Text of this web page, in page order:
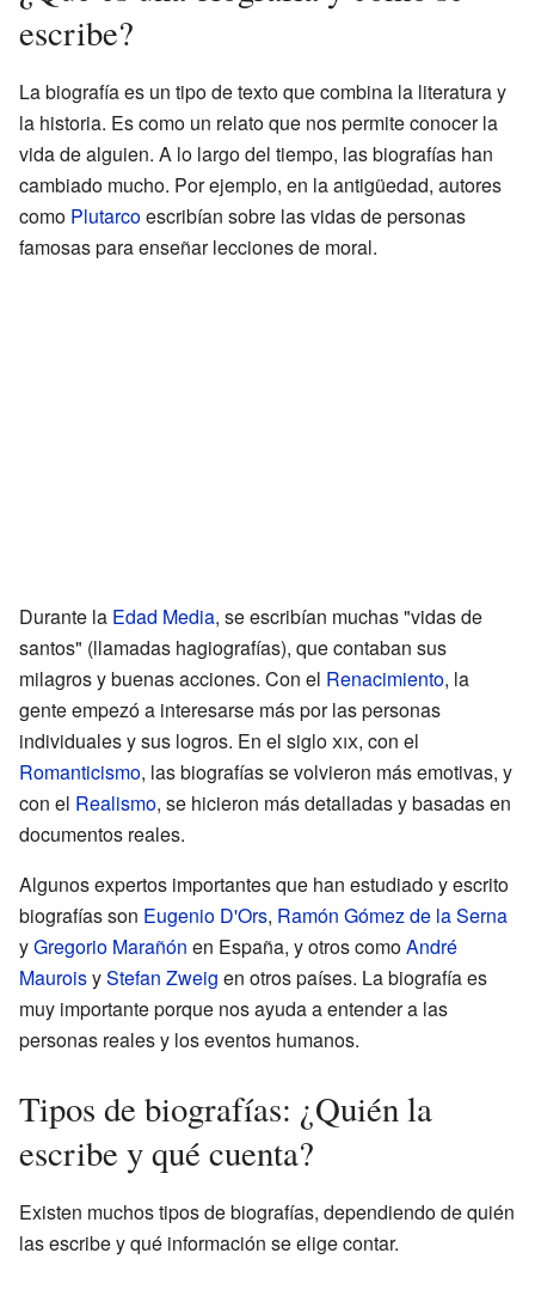
escribe?
La biografía es un tipo de texto que combina la literatura y
la historia. Es como un relato que nos permite conocer la
vida de alguien. A lo largo del tiempo, las biografías han
cambiado mucho. Por ejemplo, en la antigüedad, autores
como Plutarcoescribían sobre las vidas de personas
famosas para enseñar lecciones de moral.
Durante la Edad Media, se escribían muchas "vidas de
santos" (llamadas hagiografías), que contaban sus
milagros y buenas acciones. Con el Renacimiento, la
gente empezó a interesarse más por las personas
individuales y sus logros. En el sigloxix, con el
Romanticismo, las biografías se volvieron más emotivas, y
con el Realismo, se hicieron más detalladas y basadas en
documentos reales.
Algunos expertos importantes que han estudiado y escrito
biografías son Eugenio D'Ors, Ramón Gómez de la Serna
yGregorio Marañón en España, y otros comoAndré
MauroisyStefan Zweig en otros países. La biografía es
muy importante porque nos ayuda a entender a las
personas reales y los eventos humanos.
Tipos de biografías: ¿Quién la
escribe y qué cuenta?
Existen muchos tipos de biografías, dependiendo de quién
las escribe y qué información se elige contar.